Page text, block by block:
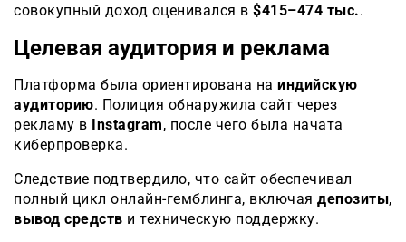
совокупный доход оценивался в $415–474 тыс..
Целевая аудитория и реклама
Платформа была ориентирована на индийскую
аудиторию. Полиция обнаружила сайт через
рекламу в Instagram, после чего была начата
киберпроверка.
Следствие подтвердило, что сайт обеспечивал
полный цикл онлайн-гемблинга, включая депозиты,
вывод средств и техническую поддержку.